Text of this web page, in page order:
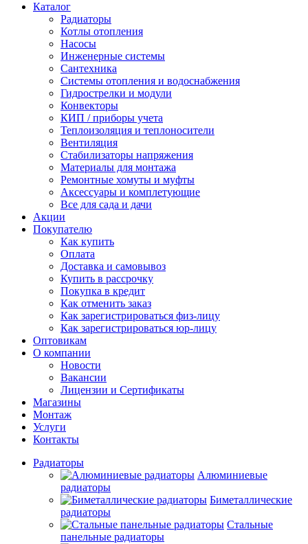
Каталог
Радиаторы
Котлы отопления
Насосы
Инженерные системы
Сантехника
Системы отопления и водоснабжения
Гидрострелки и модули
Конвекторы
КИП / приборы учета
Теплоизоляция и теплоносители
Вентиляция
Стабилизаторы напряжения
Материалы для монтажа
Ремонтные хомуты и муфты
Аксессуары и комплетующие
Все для сада и дачи
Акции
Покупателю
Как купить
Оплата
Доставка и самовывоз
Купить в рассрочку
Покупка в кредит
Как отменить заказ
Как зарегистрироваться физ-лицу
Как зарегистрироваться юр-лицу
Оптовикам
О компании
Новости
Вакансии
Лицензии и Сертификаты
Магазины
Монтаж
Услуги
Контакты
Радиаторы
Алюминиевые
радиаторы
Биметаллические
радиаторы
Стальные
панельные радиаторы